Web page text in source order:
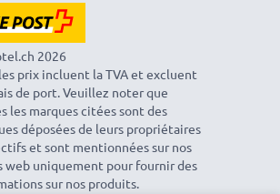
2026
prix incluent la TVA et excluent
de port. Veuillez noter que
les marques citées sont des
déposées de leurs propriétaires
et sont mentionnées sur nos
web uniquement pour fournir des
sur nos produits.